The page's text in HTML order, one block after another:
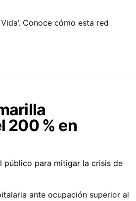
Conoce cómo esta red
200 % en
ante ocupación superior al